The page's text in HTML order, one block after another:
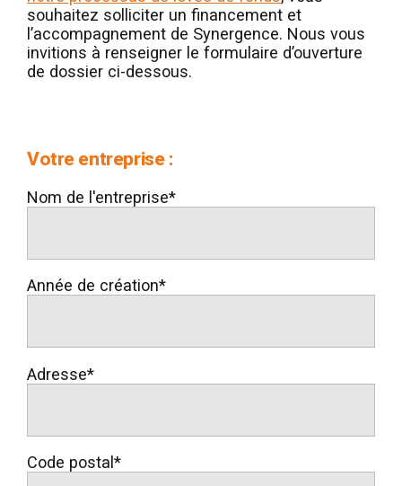
souhaitez solliciter un financement et
l’accompagnement de Synergence. Nous vous
invitions à renseigner le formulaire d’ouverture
de dossier ci-dessous.
Votre entreprise :
Nom de l'entreprise*
Année de création*
Adresse*
Code postal*